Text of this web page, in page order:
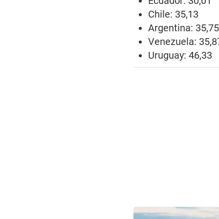
Chile: 35,13
Argentina: 35,75
Venezuela:
Uruguay: 46,33